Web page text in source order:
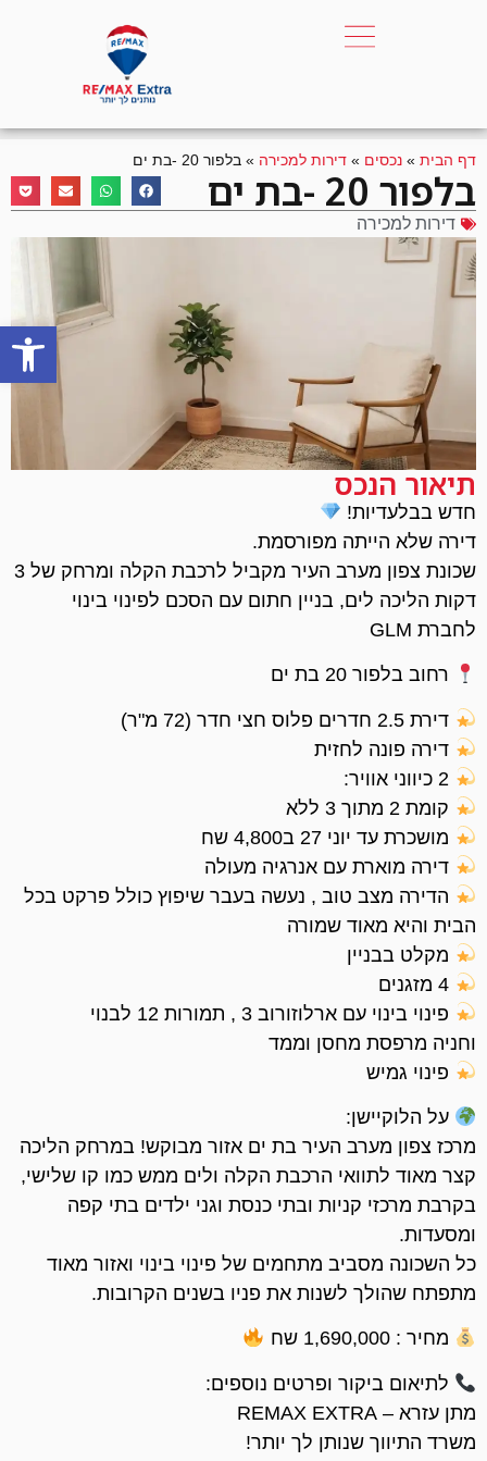
פתח
דף הבית » נכסים » דירות למכירה » בלפור 20 -בת ים
בלפור 20 -בת ים
דירות למכירה
תיאור הנכס
חדש בבלעדיות!
דירה שלא הייתה מפורסמת.
שכונת צפון מערב העיר מקביל לרכבת הקלה ומרחק של 3
דקות הליכה לים, בניין חתום עם הסכם לפינוי בינוי
לחברת GLM
רחוב בלפור 20 בת ים
דירת 2.5 חדרים פלוס חצי חדר (72 מ"ר)
דירה פונה לחזית
קומת 2 מתוך 3 ללא
מושכרת עד יוני 27 ב4,800 שח
דירה מוארת עם אנרגיה מעולה
הדירה מצב טוב , נעשה בעבר שיפוץ כולל פרקט בכל
הבית והיא מאוד שמורה
מקלט בבניין
4 מזגנים
פינוי בינוי עם ארלוזורוב 3 , תמורות 12 לבנוי
וחניה מרפסת מחסן וממד
פינוי גמיש
על הלוקיישן:
מרכז צפון מערב העיר בת ים אזור מבוקש! במרחק הליכה
קצר מאוד לתוואי הרכבת הקלה ולים ממש כמו קו שלישי,
בקרבת מרכזי קניות ובתי כנסת וגני ילדים בתי קפה
ומסעדות.
כל השכונה מסביב מתחמים של פינוי בינוי ואזור מאוד
מתפתח שהולך לשנות את פניו בשנים הקרובות.
מחיר : 1,690,000 שח
לתיאום ביקור ופרטים נוספים:
מתן עזרא – REMAX EXTRA
משרד התיווך שנותן לך יותר!